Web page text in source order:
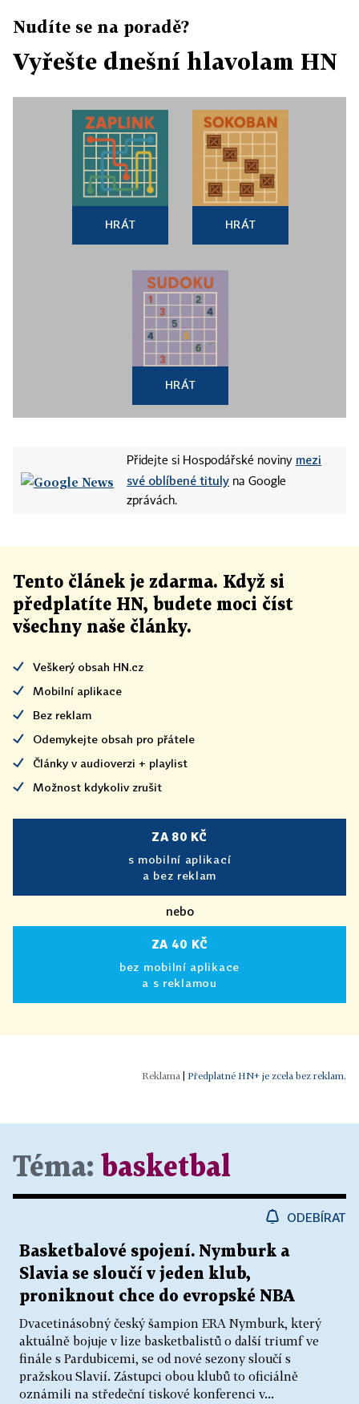
Nudíte se na poradě?
Vyřešte dnešní hlavolam HN
HRÁT HRÁT
HRÁT
Přidejte si Hospodářské noviny mezi
své oblíbené tituly na Google
zprávách.
Tento článek je zdarma. Když si
předplatíte HN, budete moci číst
všechny naše články.
Veškerý obsah HN.cz
Mobilní aplikace
Bez reklam
Odemykejte obsah pro přátele
Články v audioverzi + playlist
Možnost kdykoliv zrušit
ZA 80 KČ
s mobilní aplikací
a bez reklam
nebo
ZA 40 KČ
bez mobilní aplikace
a s reklamou
Předplatné HN+ je zcela bez reklam.
Téma: basketbal
ODEBÍRAT
Basketbalové spojení. Nymburk a
Slavia se sloučí v jeden klub,
proniknout chce do evropské NBA
Dvacetinásobný český šampion ERA Nymburk, který
aktuálně bojuje v lize basketbalistů o další triumf ve
finále s Pardubicemi, se od nové sezony sloučí s
pražskou Slavií. Zástupci obou klubů to oficiálně
oznámili na středeční tiskové konferenci v...